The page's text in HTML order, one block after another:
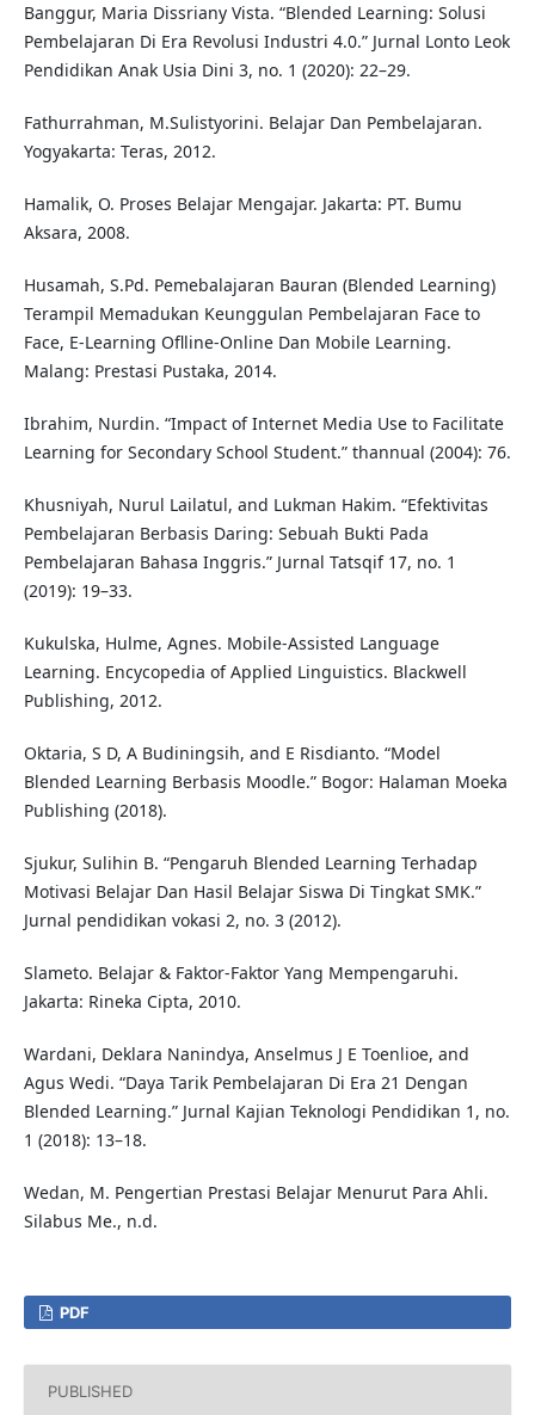
Banggur, Maria Dissriany Vista. “Blended Learning: Solusi
Pembelajaran Di Era Revolusi Industri 4.0.” Jurnal Lonto Leok
Pendidikan Anak Usia Dini 3, no. 1 (2020): 22–29.
Fathurrahman, M.Sulistyorini. Belajar Dan Pembelajaran.
Yogyakarta: Teras, 2012.
Hamalik, O. Proses Belajar Mengajar. Jakarta: PT. Bumu
Aksara, 2008.
Husamah, S.Pd. Pemebalajaran Bauran (Blended Learning)
Terampil Memadukan Keunggulan Pembelajaran Face to
Face, E-Learning Oflline-Online Dan Mobile Learning.
Malang: Prestasi Pustaka, 2014.
Ibrahim, Nurdin. “Impact of Internet Media Use to Facilitate
Learning for Secondary School Student.” thannual (2004): 76.
Khusniyah, Nurul Lailatul, and Lukman Hakim. “Efektivitas
Pembelajaran Berbasis Daring: Sebuah Bukti Pada
Pembelajaran Bahasa Inggris.” Jurnal Tatsqif 17, no. 1
(2019): 19–33.
Kukulska, Hulme, Agnes. Mobile-Assisted Language
Learning. Encycopedia of Applied Linguistics. Blackwell
Publishing, 2012.
Oktaria, S D, A Budiningsih, and E Risdianto. “Model
Blended Learning Berbasis Moodle.” Bogor: Halaman Moeka
Publishing (2018).
Sjukur, Sulihin B. “Pengaruh Blended Learning Terhadap
Motivasi Belajar Dan Hasil Belajar Siswa Di Tingkat SMK.”
Jurnal pendidikan vokasi 2, no. 3 (2012).
Slameto. Belajar & Faktor-Faktor Yang Mempengaruhi.
Jakarta: Rineka Cipta, 2010.
Wardani, Deklara Nanindya, Anselmus J E Toenlioe, and
Agus Wedi. “Daya Tarik Pembelajaran Di Era 21 Dengan
Blended Learning.” Jurnal Kajian Teknologi Pendidikan 1, no.
1 (2018): 13–18.
Wedan, M. Pengertian Prestasi Belajar Menurut Para Ahli.
Silabus Me., n.d.
PDF
PUBLISHED